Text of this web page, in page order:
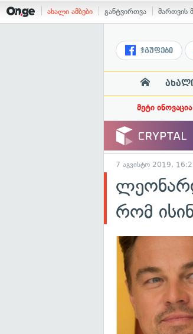
ახალი ამბები განტვირთვა მართვის
ჯგუფები
მეტი ინოვაცია
7 აგვისტო 2019,
რომ